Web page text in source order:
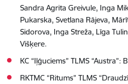
Sandra Agrita Greivule, Inga
Pukarska, Svetlana Rājeva,
Sidorova, Inga Streža, Līga
Višķere.
KC “Iļģuciems” TLMS “Austra”:
RKTMC “Ritums” TLMS